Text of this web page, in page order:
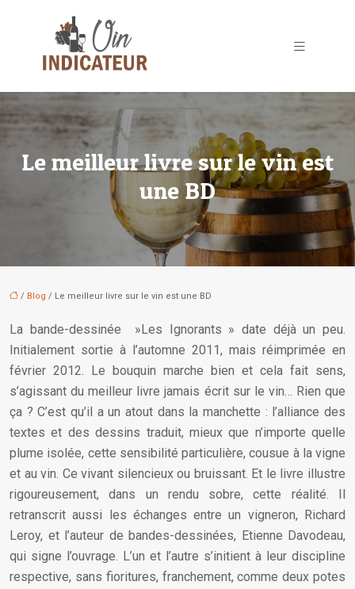
Le meilleur livre sur le vin est
une BD
/ Blog / Le meilleur livre sur le vin est une BD
La bande-dessinée »Les Ignorants » date déjà un peu.
Initialement sortie à l’automne 2011, mais réimprimée en
février 2012. Le bouquin marche bien et cela fait sens,
s’agissant du meilleur livre jamais écrit sur le vin… Rien que
ça ? C’est qu’il a un atout dans la manchette : l’alliance des
textes et des dessins traduit, mieux que n’importe quelle
plume isolée, cette sensibilité particulière, cousue à la vigne
et au vin. Ce vivant silencieux ou bruissant. Et le livre illustre
rigoureusement, dans un rendu sobre, cette réalité. Il
retranscrit aussi les échanges entre un vigneron, Richard
Leroy, et l’auteur de bandes-dessinées, Etienne Davodeau,
qui signe l’ouvrage. L’un et l’autre s’initient à leur discipline
respective, sans fioritures, franchement, comme deux potes